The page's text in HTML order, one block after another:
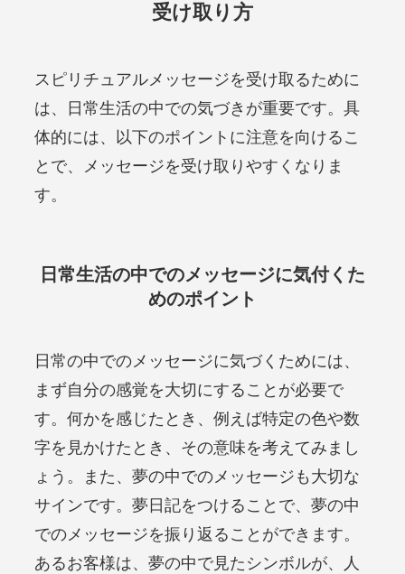
受け取り方
スピリチュアルメッセージを受け取るために
は、日常生活の中での気づきが重要です。具
体的には、以下のポイントに注意を向けるこ
とで、メッセージを受け取りやすくなりま
す。
日常生活の中でのメッセージに気付くた
めのポイント
日常の中でのメッセージに気づくためには、
まず自分の感覚を大切にすることが必要で
す。何かを感じたとき、例えば特定の色や数
字を見かけたとき、その意味を考えてみまし
ょう。また、夢の中でのメッセージも大切な
サインです。夢日記をつけることで、夢の中
でのメッセージを振り返ることができます。
あるお客様は、夢の中で見たシンボルが、人